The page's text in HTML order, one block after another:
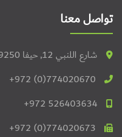
تواصل معنا
شارع اللنبي 12, حيفا 3309250
+972 (0)774020670
+972 526403634
+972 (0)774020673